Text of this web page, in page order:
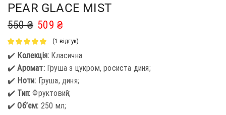
PEAR GLACE MIST
550₴ 509₴
(1 відгук)
✔️ Колекція: Класична
✔️Аромат:Груша з цукром, росиста диня;
✔️ Ноти: Груша, диня;
✔️ Тип: Фруктовий;
✔️Об’єм: 250 мл;